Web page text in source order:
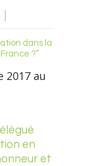
|
dans la
?”
2017 au
en
et